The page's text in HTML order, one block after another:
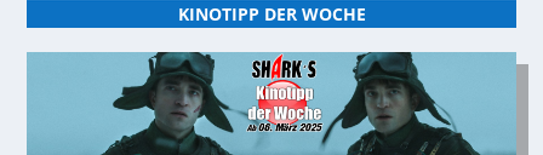
KINOTIPP DER WOCHE